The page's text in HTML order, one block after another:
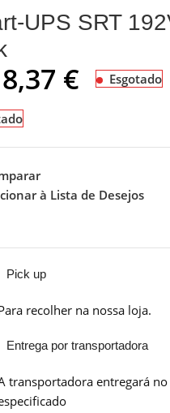
UPS SRT
€ Esgotado
à Lista de Desejos
Pick up
recolher na nossa loja.
Entrega por transportadora
transportadora entregará